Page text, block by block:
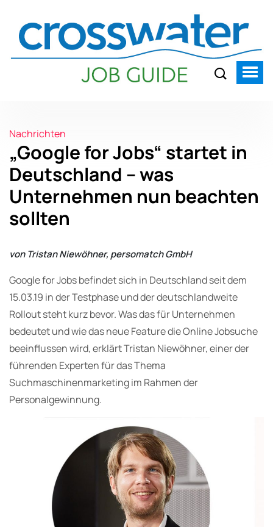
Nachrichten
„Google for Jobs“ startet in
Deutschland – was
Unternehmen nun beachten
sollten
von Tristan Niewöhner, persomatch GmbH
Google for Jobs befindet sich in Deutschland seit dem
15.03.19 in der Testphase und der deutschlandweite
Rollout steht kurz bevor. Was das für Unternehmen
bedeutet und wie das neue Feature die Online Jobsuche
beeinflussen wird, erklärt Tristan Niewöhner, einer der
führenden Experten für das Thema
Suchmaschinenmarketing im Rahmen der
Personalgewinnung.